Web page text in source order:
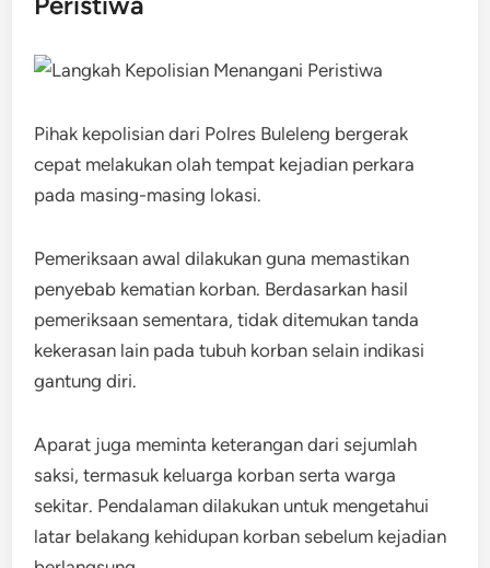
Pihak kepolisian dari Polres Buleleng bergerak
cepat melakukan olah tempat kejadian perkara
pada masing-masing lokasi.
Pemeriksaan awal dilakukan guna memastikan
penyebab kematian korban. Berdasarkan hasil
pemeriksaan sementara, tidak ditemukan tanda
kekerasan lain pada tubuh korban selain indikasi
gantung diri.
Aparat juga meminta keterangan dari sejumlah
saksi, termasuk keluarga korban serta warga
sekitar. Pendalaman dilakukan untuk mengetahui
latar belakang kehidupan korban sebelum kejadian